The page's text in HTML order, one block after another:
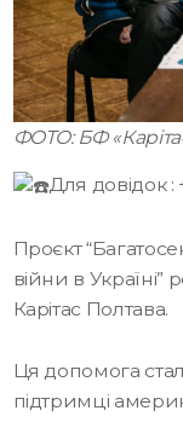
ФОТО: БФ
Для довідок :
Проєкт
війни в Україні”
Карітас Полтава.
Ця допомога
підтримці